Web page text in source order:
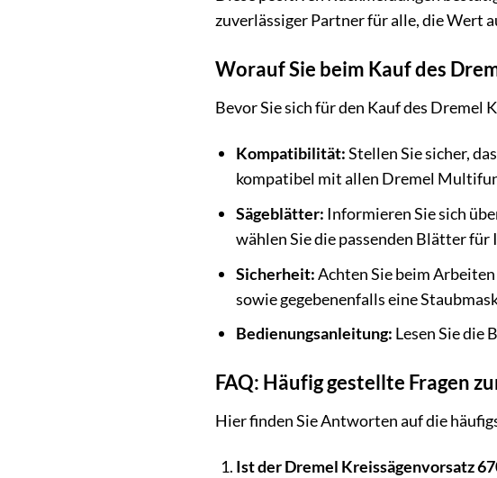
zuverlässiger Partner für alle, die Wert
Worauf Sie beim Kauf des
Bevor Sie sich für den Kauf des Dremel
Kompatibilität:Stellen Sie sicher,
kompatibel mit allen Dremel
Sägeblätter: Informieren Sie sich
wählen Sie die passenden Blätter für
Sicherheit:Achten Sie beim
sowie gegebenenfalls eine
Bedienungsanleitung: Lesen Sie die
FAQ: Häufig gestellte Fragen
Hier finden Sie Antworten auf die
Ist der Dremel Kreissägenvorsatz